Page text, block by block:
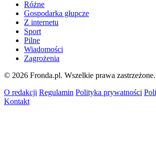
Różne
Gospodarka głupcze
Z internetu
Sport
Pilne
Wiadomości
Zagrożenia
© 2026 Fronda.pl. Wszelkie prawa zastrzeżone.
O redakcji Regulamin Polityka prywatności
Kontakt